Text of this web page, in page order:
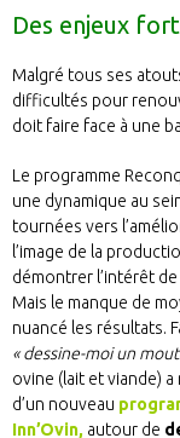
Des enjeux
Malgré tous ses
difficultés pour
doit faire face à une
Le programme
une dynamique au
tournées vers
l’image de la
démontrer l’intérêt
Mais le manque de
nuancé les résultats.
« dessine-moi un
ovine (lait et viande)
d’un nouveau
Inn’Ovin, autour de